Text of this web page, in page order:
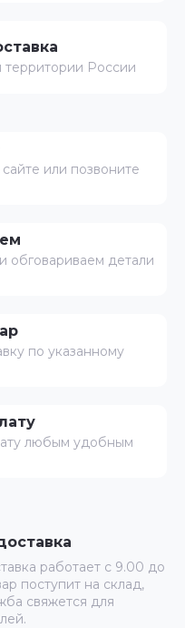
территории России
или позвоните
обговариваем детали
по указанному
любым удобным
работает с 9.00 до
поступит на склад,
свяжется для